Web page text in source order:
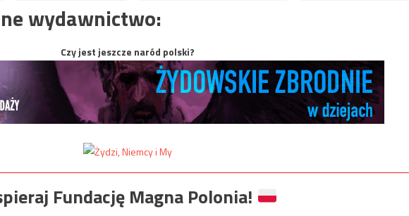
wydawnictwo:
Czy jest jeszcze naród polski?
Fundację Magna Polonia!